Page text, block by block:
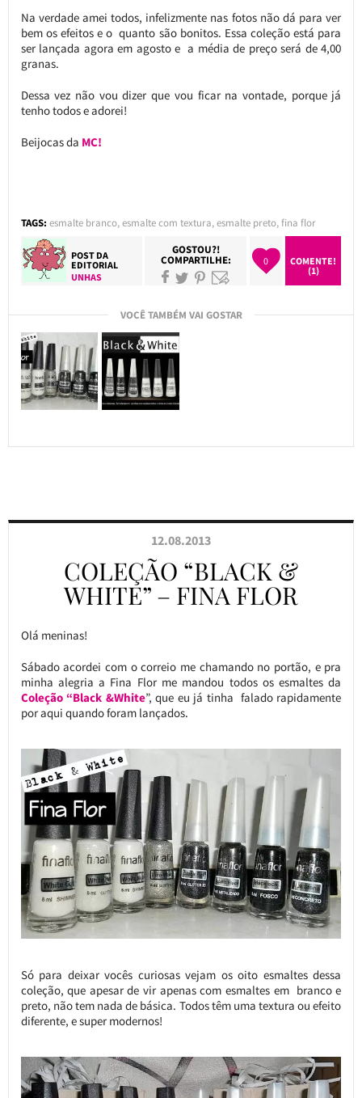
Na verdade amei todos, infelizmente nas fotos não dá para ver
bem os efeitos e o quanto são bonitos. Essa coleção está para
ser lançada agora em agosto e a média de preço será de 4,00
granas.
Dessa vez não vou dizer que vou ficar na vontade, porque já
tenho todos e adorei!
Beijocas da MC!
TAGS: esmalte branco,esmalte com textura,esmalte preto,fina flor
POST DA
EDITORIAL
UNHAS
GOSTOU?!
COMPARTILHE: 0
COMENTE!
(1)
VOCÊ TAMBÉM VAI GOSTAR
12.08.2013
COLEÇÃO “BLACK &
WHITE” – FINA FLOR
Olá meninas!
Sábado acordei com o correio me chamando no portão, e pra
minha alegria a Fina Flor me mandou todos os esmaltes da
Coleção “Black &White”, que eu já tinha falado rapidamente
por aqui quando foram lançados.
Só para deixar vocês curiosas vejam os oito esmaltes dessa
coleção, que apesar de vir apenas com esmaltes em branco e
preto, não tem nada de básica. Todos têm uma textura ou efeito
diferente, e super modernos!